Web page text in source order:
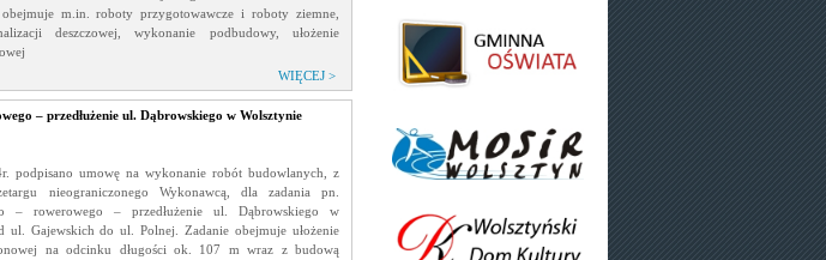
m.in. roboty przygotowawcze i roboty ziemne,
deszczowej, wykonanie podbudowy, ułożenie
WIĘCEJ >
– przedłużenie ul. Dąbrowskiego w Wolsztynie
podpisano umowę na wykonanie robót budowlanych, z
nieograniczonego Wykonawcą, dla zadania pn.
– rowerowego – przedłużenie ul. Dąbrowskiego w
ul. Gajewskich do ul. Polnej. Zadanie obejmuje ułożenie
na odcinku długości ok. 107 m wraz z budową